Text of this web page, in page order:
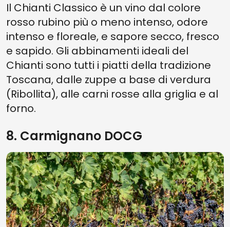
Il Chianti Classico è un vino dal colore
rosso rubino più o meno intenso, odore
intenso e floreale, e sapore secco, fresco
e sapido. Gli abbinamenti ideali del
Chianti sono tutti i piatti della tradizione
Toscana, dalle zuppe a base di verdura
(Ribollita), alle carni rosse alla griglia e al
forno.
8. Carmignano DOCG